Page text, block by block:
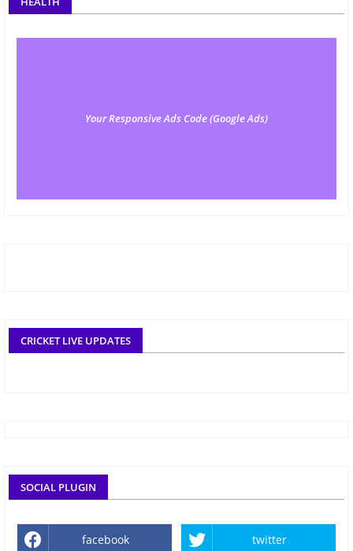
Your Responsive Ads Code (Google Ads)
CRICKET LIVE UPDATES
SOCIAL PLUGIN
facebook twitter